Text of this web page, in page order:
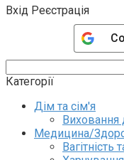
Вхід Реєстрація
Категорії
Дім та сім'я
Виховання
Медицина/
Вагітність